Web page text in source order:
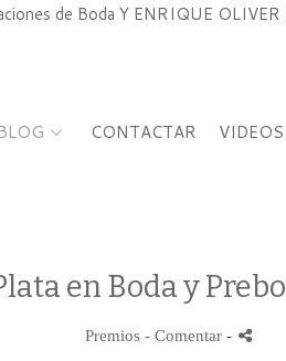
BLOG CONTACTAR
en Boda y
Premios - Comentar -